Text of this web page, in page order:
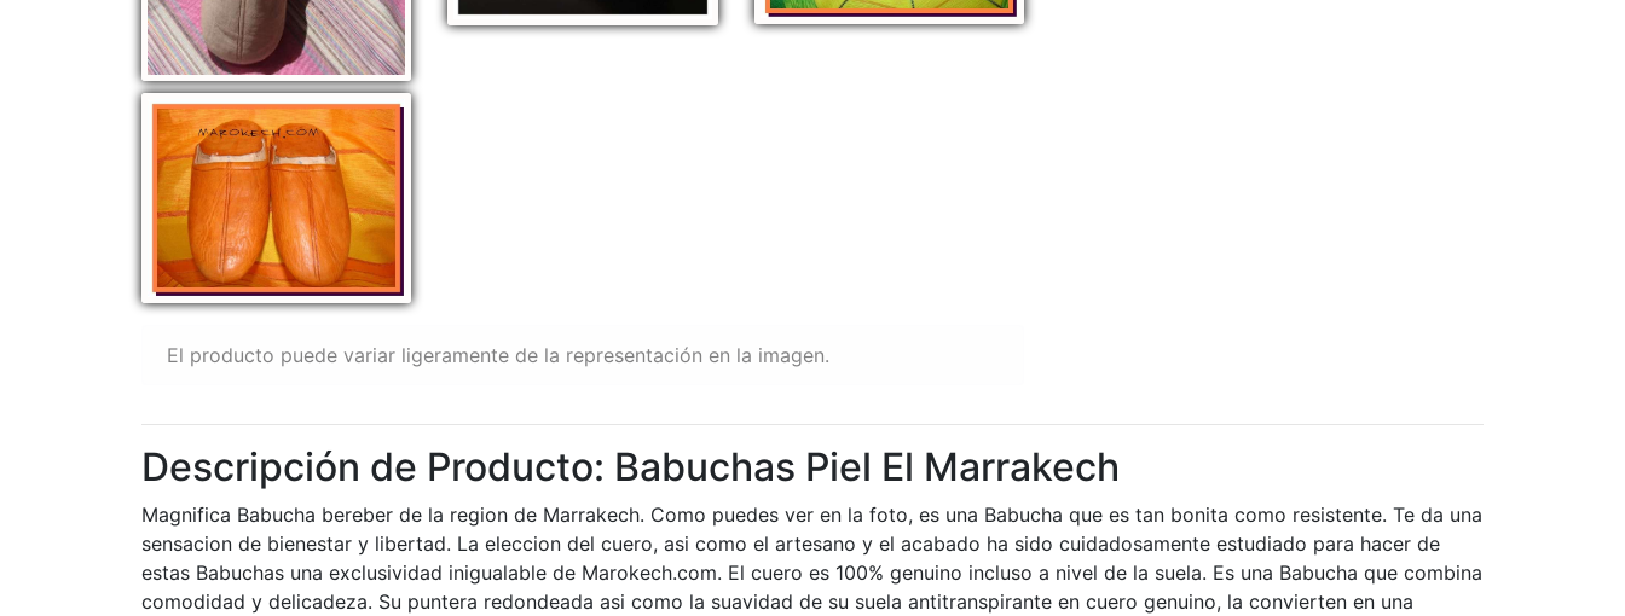
El producto puede variar ligeramente de la representación en la imagen.
Descripción de Producto: Babuchas Piel El Marrakech
Magnifica Babucha bereber de la region de Marrakech. Como puedes ver en la foto, es una Babucha que es tan bonita como resistente. Te da una
sensacion de bienestar y libertad. La eleccion del cuero, asi como el artesano y el acabado ha sido cuidadosamente estudiado para hacer de
estas Babuchas una exclusividad inigualable de Marokech.com. El cuero es 100% genuino incluso a nivel de la suela. Es una Babucha que combina
comodidad y delicadeza. Su puntera redondeada asi como la suavidad de su suela antitranspirante en cuero genuino, la convierten en una